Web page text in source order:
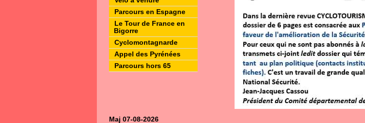
Parcours en Espagne
Le Tour de France en
Bigorre
Cyclomontagnarde
Appel des Pyrénées
Parcours hors 65
Maj 07-08-2026